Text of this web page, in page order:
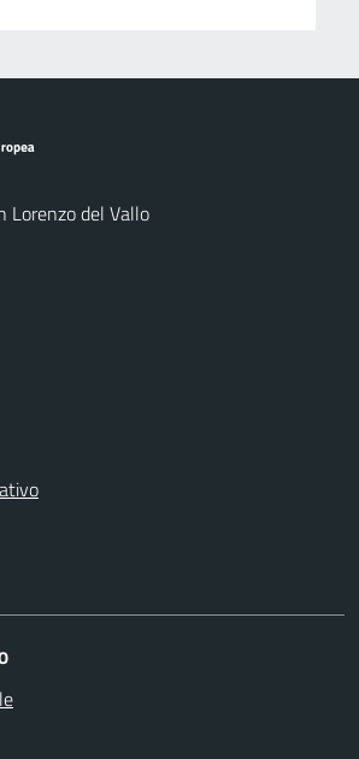
Lorenzo del Vallo